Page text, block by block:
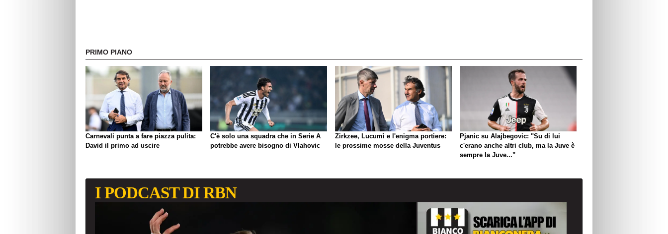
PRIMO PIANO
Carnevali punta a fare piazza pulita:
David il primo ad uscire
C'è solo una squadra che in Serie A
potrebbe avere bisogno di Vlahovic
Zirkzee, Lucumì e l'enigma portiere:
le prossime mosse della Juventus
Pjanic su Alajbegovic: "Su di lui
c'erano anche altri club, ma la Juve è
sempre la Juve..."
I PODCAST DI RBN